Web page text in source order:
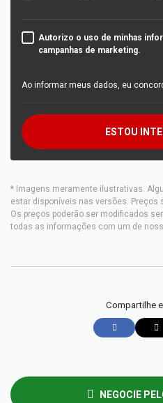
Autorizo o uso de minhas
campanhas de marketing.
Ao informar meus dados, eu
ESTOU
* Imagens meramente ilustrativas.
estar disponíveis nas versões. Preços
Os preços poderão ser modificados
todas as informações com um de
Compartilhe
NEGOCIE